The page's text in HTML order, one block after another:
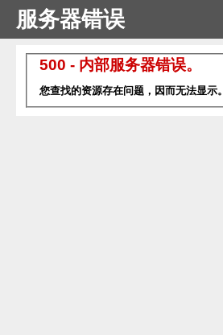
服务器错误
500 - 内部服务器错误。
您查找的资源存在问题，因而无法显示。